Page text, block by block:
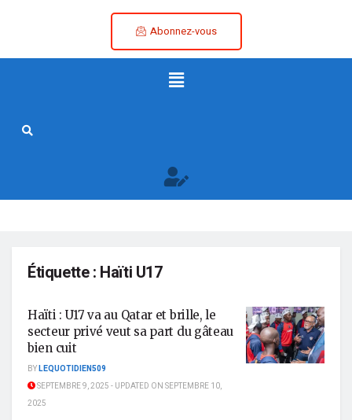
Abonnez-vous
Étiquette : Haïti U17
Haïti : U17 va au Qatar et brille, le
secteur privé veut sa part du gâteau
bien cuit
BYLEQUOTIDIEN509
SEPTEMBRE 9, 2025 - UPDATED ON SEPTEMBRE 10,
2025